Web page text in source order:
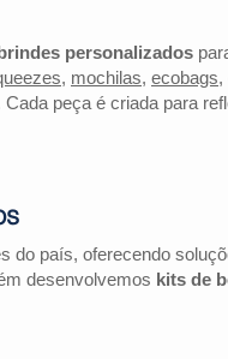
personalizados
, mochilas, ecobags,
peça é criada para
do país, oferecendo
desenvolvemos kits de